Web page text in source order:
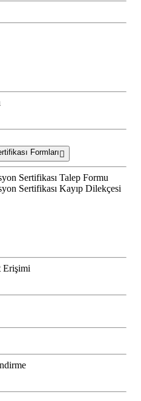
Formları
Sertifikası Talep Formu
Sertifikası Kayıp Dilekçesi
Erişimi